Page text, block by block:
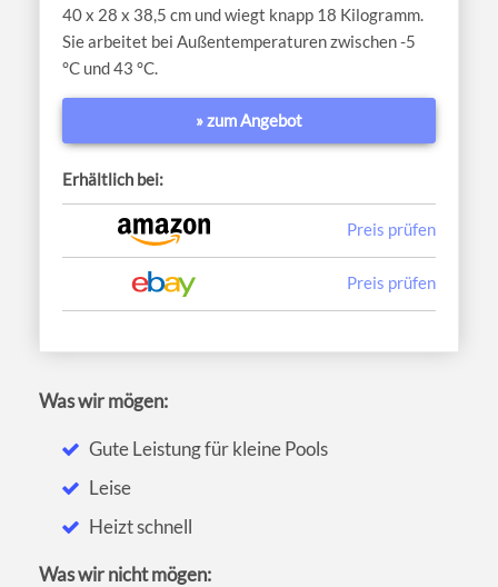
40 x 28 x 38,5 cm und wiegt knapp 18 Kilogramm.
Sie arbeitet bei Außentemperaturen zwischen -5
°C und 43 °C.
» zum Angebot
Erhältlich bei:
Preis prüfen
Preis prüfen
Was wir mögen:
Gute Leistung für kleine Pools
Leise
Heizt schnell
Was wir nicht mögen: